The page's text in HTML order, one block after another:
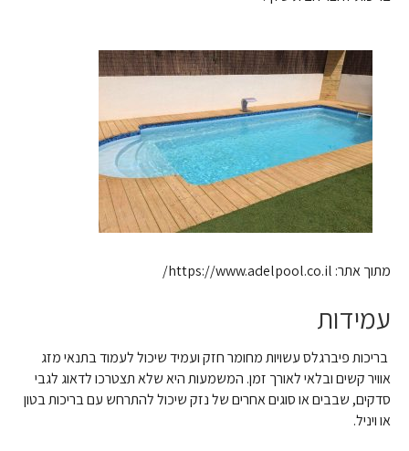
מתוך אתר: https://www.adelpool.co.il/
עמידות
בריכות פיברגלס עשויות מחומר חזק ועמיד שיכול לעמוד בתנאי מזג
אוויר קשים ובלאי לאורך זמן. המשמעות היא שלא תצטרכו לדאוג לגבי
סדקים, שבבים או סוגים אחרים של נזק שיכול להתרחש עם בריכות בטון
או ויניל.